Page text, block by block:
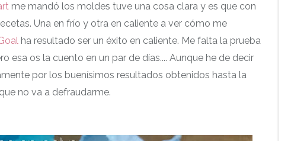
me mandó los moldes tuve una cosa clara y es que con
Una en frío y otra en caliente a ver cómo me
ha resultado ser un éxito en caliente. Me falta la prueba
esa os la cuento en un par de días.... Aunque he de decir
por los buenísimos resultados obtenidos hasta la
no va a defraudarme.